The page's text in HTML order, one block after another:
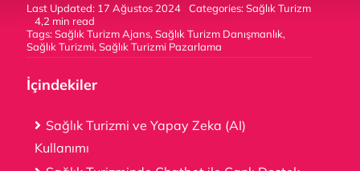
Last Updated: 17 Ağustos 2024 Categories:Sağlık Turizm
4,2 min read
Tags:Sağlık Turizm Ajans, Sağlık Turizm Danışmanlık,
Sağlık Turizmi, Sağlık Turizmi Pazarlama
İçindekiler
Sağlık Turizmi ve Yapay Zeka (AI)
Kullanımı